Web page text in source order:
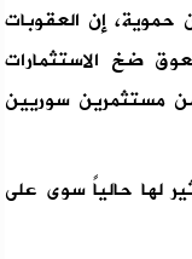
حموية، إن العقوبات
ضخ الاستثمارات
من مستثمرين سوريين
لها حالياً سوى على